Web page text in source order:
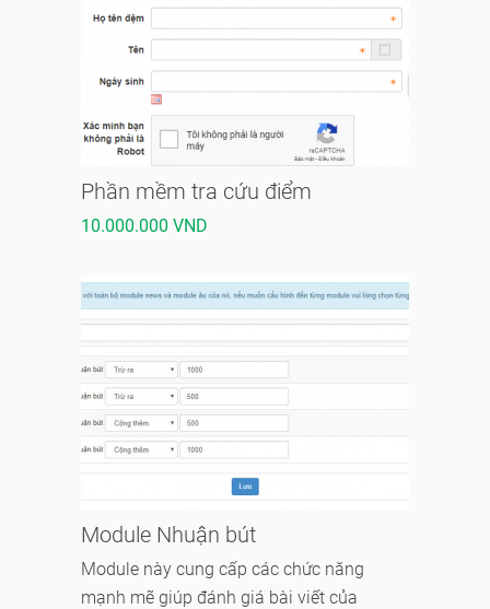
Phần mềm tra cứu điểm
10.000.000 VND
Module Nhuận bút
Module này cung cấp các chức năng
mạnh mẽ giúp đánh giá bài viết của